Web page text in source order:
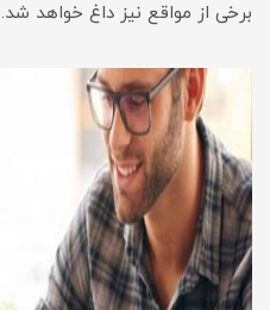
برخی از مواقع نیز داغ خواهد شد.